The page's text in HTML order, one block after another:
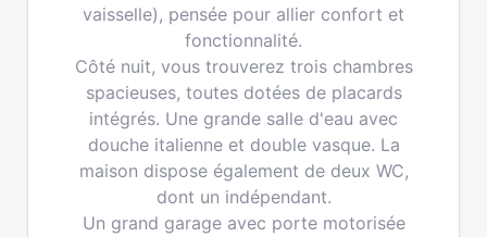
vaisselle), pensée pour allier confort et
fonctionnalité.
Côté nuit, vous trouverez trois chambres
spacieuses, toutes dotées de placards
intégrés. Une grande salle d'eau avec
douche italienne et double vasque. La
maison dispose également de deux WC,
dont un indépendant.
Un grand garage avec porte motorisée